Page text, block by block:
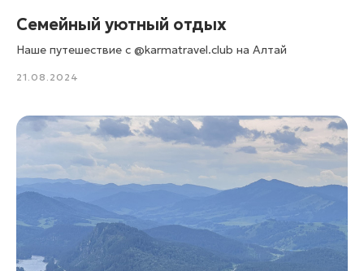
Cемейный уютный отдых
Наше путешествие с @karmatravel.club на Алтай
21.08.2024
Подпишитесь, чтобы получать
анонсы предстоящих
путешествий
в числе первых